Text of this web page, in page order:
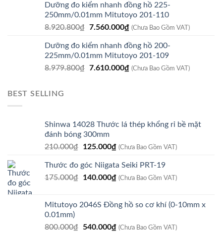
là:
11.717.400₫.
tại
là:
9.930.000₫.
Dưỡng đo kiểm nhanh đồng hồ 225-
250mm/0.01mm Mitutoyo 201-110
8.920.800₫ Giá
là:
8.920.800₫.
7.560.000₫Giá
tại
là:
7.560.000₫.
(Chưa Bao Gồm VAT)
Dưỡng đo kiểm nhanh đồng hồ 200-
225mm/0.01mm Mitutoyo 201-109
8.979.800₫ Giá
7.610.000₫Giá
(Chưa Bao Gồm VAT)
BEST SELLING
Shinwa 14028 Thước lá thép khổng rỉ bề mặt
đánh bóng 300mm
210.000₫
Giá
là:
210.000₫.
125.000₫Giá
tại
là:
(Chưa Bao Gồm VAT)
Thước đo góc Niigata Seiki PRT-19
175.000₫
Giá
175.000₫.
140.000₫Giá
là:
(Chưa Bao Gồm VAT)
Mitutoyo 2046S Đồng hồ so cơ khí (0-10mm x
0.01mm)
800.000₫
Giá
540.000₫Giá
(Chưa Bao Gồm VAT)